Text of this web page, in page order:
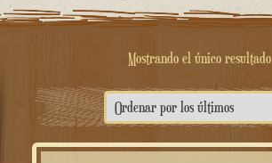
Mostrando el único resultado